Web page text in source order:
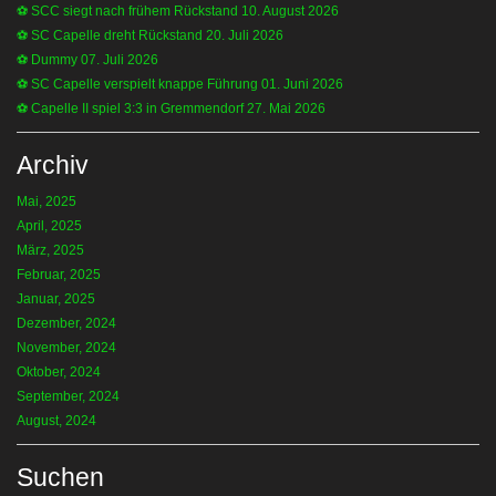
⚽️ SCC siegt nach frühem Rückstand 10. August 2026
⚽️ SC Capelle dreht Rückstand 20. Juli 2026
⚽️ Dummy 07. Juli 2026
⚽️ SC Capelle verspielt knappe Führung 01. Juni 2026
⚽️ Capelle II spiel 3:3 in Gremmendorf27. Mai 2026
Archiv
Mai, 2025
April, 2025
März, 2025
Februar, 2025
Januar, 2025
Dezember, 2024
November, 2024
Oktober, 2024
September, 2024
August, 2024
Suchen